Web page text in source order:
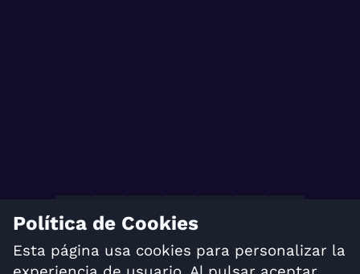
TÉRMINOS Y CONDICIONES
POLÍTICA DE PRIVACIDAD
Política de Cookies
Esta página usa cookies para personalizar la